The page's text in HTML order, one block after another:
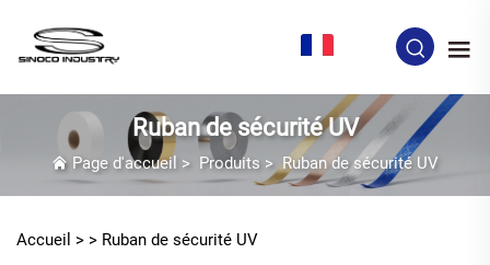
Ruban de sécurité UV
Page d'accueil > Produits >Ruban de sécurité UV
Accueil > > Ruban de sécurité UV